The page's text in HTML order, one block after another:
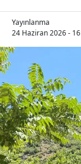
Yayınlanma
24 Haziran 2026 -